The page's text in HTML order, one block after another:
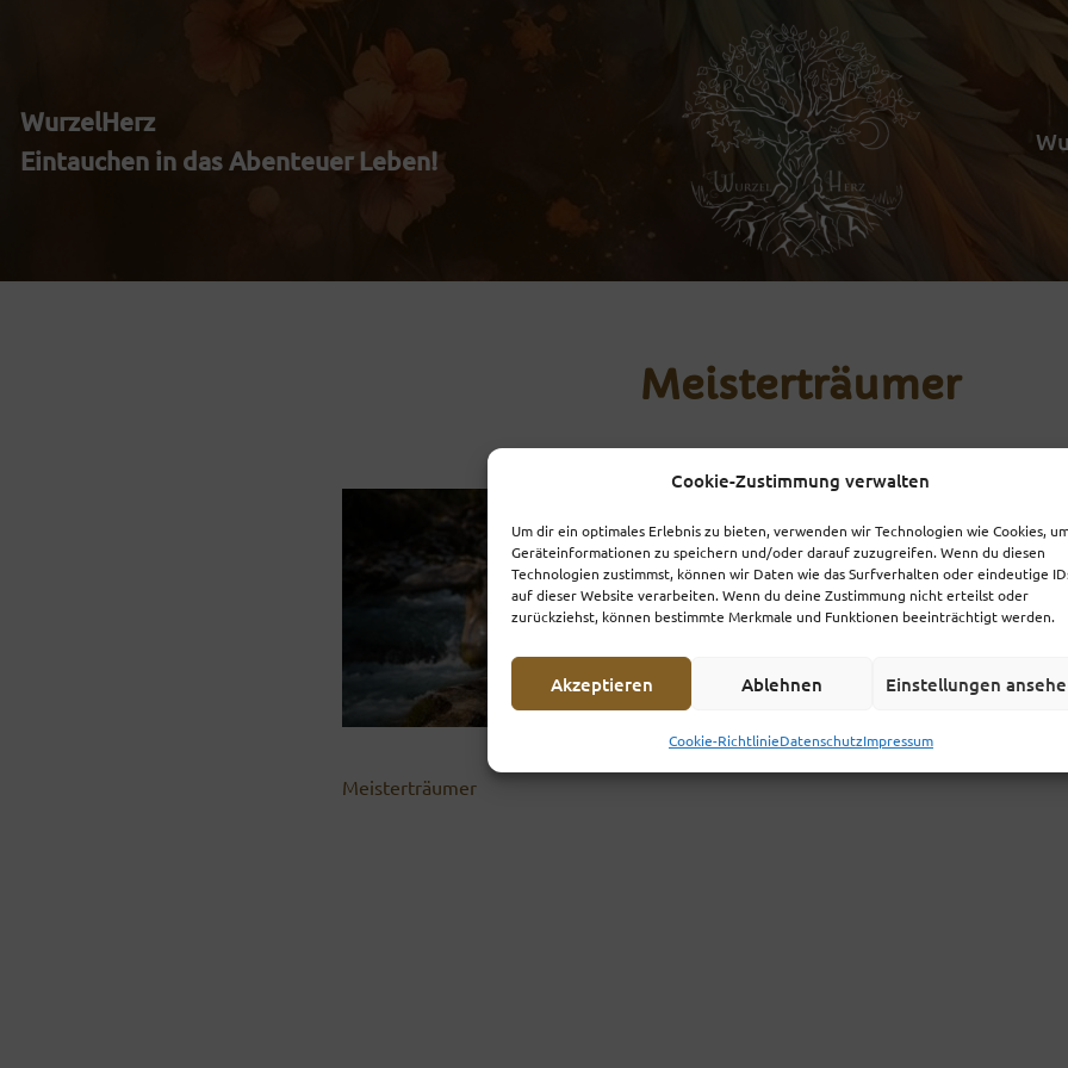
Cookie-Zustimmung verwalten
Um dir ein optimales Erlebnis zu bieten, verwenden wir Technologien wie Cookies,
Geräteinformationen zu speichern und/oder darauf zuzugreifen. Wenn du diesen
Technologien zustimmst, können wir Daten wie das Surfverhalten oder eindeutige
auf dieser Website verarbeiten. Wenn du deine Zustimmung nicht erteilst oder
zurückziehst, können bestimmte Merkmale und Funktionen beeinträchtigt werden.
Akzeptieren Ablehnen Einstellungen
Cookie-RichtlinieDatenschutzImpressum
springen
WurzelHerz
Eintauchen in das Abenteuer Leben!
Meisterträumer
Meisterträumer